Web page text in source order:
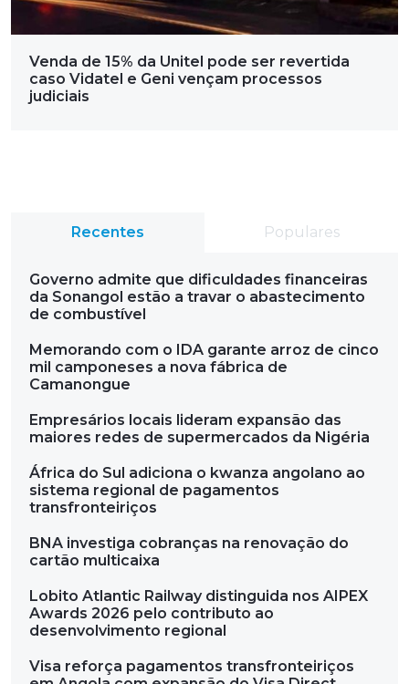
Venda de 15% da Unitel pode ser revertida
caso Vidatel e Geni vençam processos
judiciais
Recentes Populares
Governo admite que dificuldades financeiras
da Sonangol estão a travar o abastecimento
de combustível
Memorando com o IDA garante arroz de cinco
mil camponeses a nova fábrica de
Camanongue
Empresários locais lideram expansão das
maiores redes de supermercados da Nigéria
África do Sul adiciona o kwanza angolano ao
sistema regional de pagamentos
transfronteiriços
BNA investiga cobranças na renovação do
cartão multicaixa
Lobito Atlantic Railway distinguida nos AIPEX
Awards 2026 pelo contributo ao
desenvolvimento regional
Visa reforça pagamentos transfronteiriços